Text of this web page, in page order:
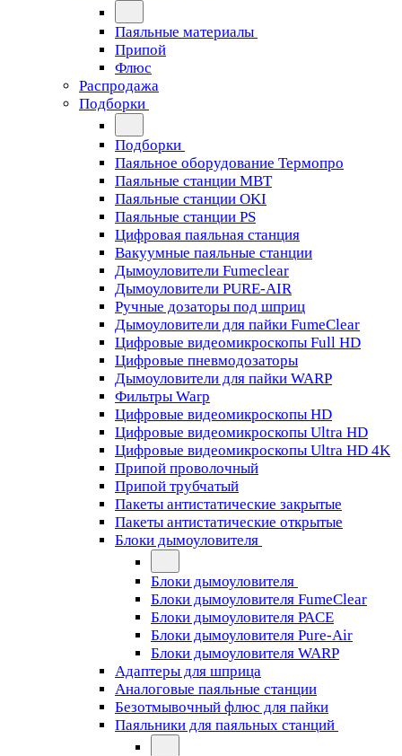
Паяльные материалы
Припой
Флюс
Распродажа
Подборки
Подборки
Паяльное оборудование Термопро
Паяльные станции MBT
Паяльные станции OKI
Паяльные станции PS
Цифровая паяльная станция
Вакуумные паяльные станции
Дымоуловители Fumeclear
Дымоуловители PURE-AIR
Ручные дозаторы под шприц
Дымоуловители для пайки FumeClear
Цифровые видеомикроскопы Full HD
Цифровые пневмодозаторы
Дымоуловители для пайки WARP
Фильтры Warp
Цифровые видеомикроскопы HD
Цифровые видеомикроскопы Ultra HD
Цифровые видеомикроскопы Ultra HD 4K
Припой проволочный
Припой трубчатый
Пакеты антистатические закрытые
Пакеты антистатические открытые
Блоки дымоуловителя
Блоки дымоуловителя
Блоки дымоуловителя FumeClear
Блоки дымоуловителя PACE
Блоки дымоуловителя Pure-Air
Блоки дымоуловителя WARP
Адаптеры для шприца
Аналоговые паяльные станции
Безотмывочный флюс для пайки
Паяльники для паяльных станций